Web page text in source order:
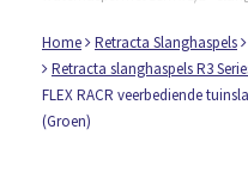
Home Retracta Slanghaspels
Retracta slanghaspels R3
FLEX RACR veerbediende
(Groen)